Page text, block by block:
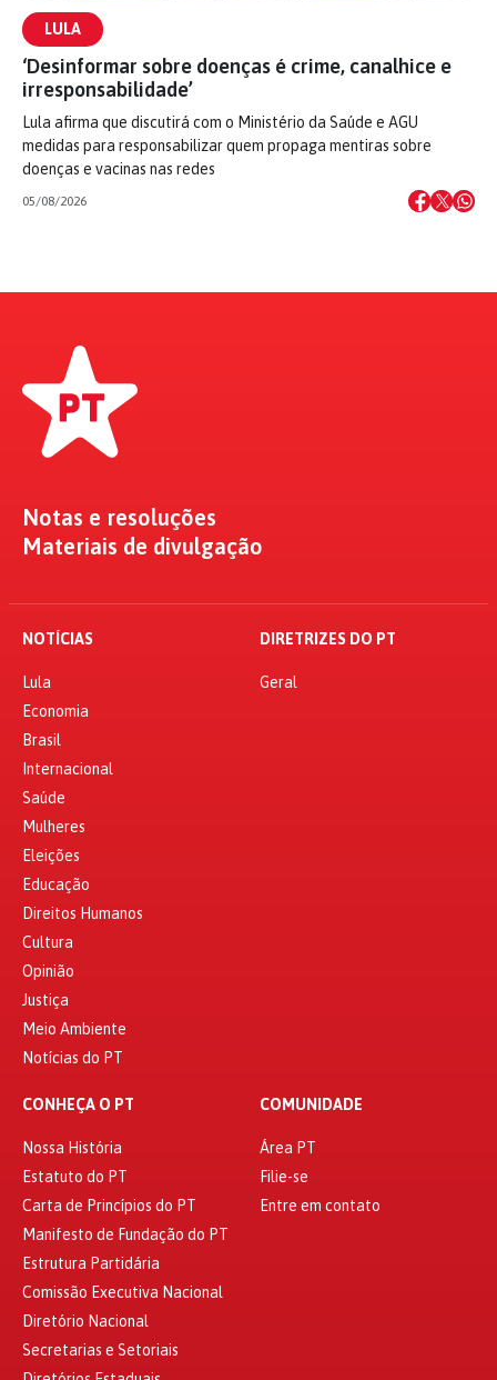
LULA
‘Desinformar sobre doenças é crime, canalhice e
irresponsabilidade’
Lula afirma que discutirá com o Ministério da Saúde e AGU
medidas para responsabilizar quem propaga mentiras sobre
doenças e vacinas nas redes
05/08/2026
Notas e resoluções
Materiais de divulgação
NOTÍCIAS
Lula
Economia
Brasil
Internacional
Saúde
Mulheres
Eleições
Educação
Direitos Humanos
Cultura
Opinião
Justiça
Meio Ambiente
Notícias do PT
DIRETRIZES DO PT
Geral
CONHEÇA O PT
Nossa História
Estatuto do PT
Carta de Princípios do PT
Manifesto de Fundação do PT
Estrutura Partidária
Comissão Executiva Nacional
Diretório Nacional
Secretarias e Setoriais
COMUNIDADE
Área PT
Filie-se
Entre em contato